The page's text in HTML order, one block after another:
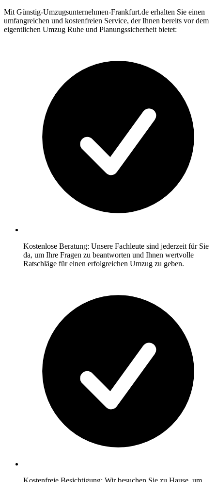
Mit Günstig-Umzugsunternehmen-Frankfurt.de erhalten Sie einen
umfangreichen und kostenfreien Service, der Ihnen bereits vor dem
eigentlichen Umzug Ruhe und Planungssicherheit bietet:
Kostenlose Beratung: Unsere Fachleute sind jederzeit für Sie
da, um Ihre Fragen zu beantworten und Ihnen wertvolle
Ratschläge für einen erfolgreichen Umzug zu geben.
Kostenfreie Besichtigung: Wir besuchen Sie zu Hause, um